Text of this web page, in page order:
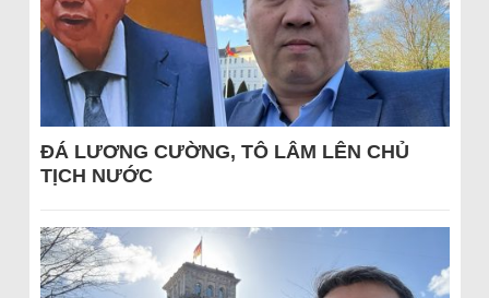
ĐÁ LƯƠNG CƯỜNG, TÔ LÂM LÊN CHỦ
TỊCH NƯỚC